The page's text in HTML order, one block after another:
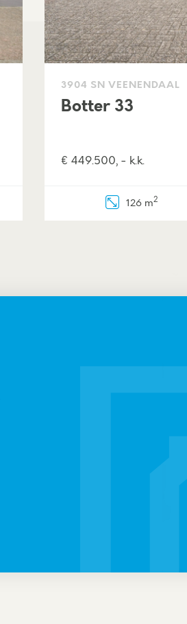
3904 SN VEENENDAAL
Botter 33
€ 449.500, - k.k.
126 m2